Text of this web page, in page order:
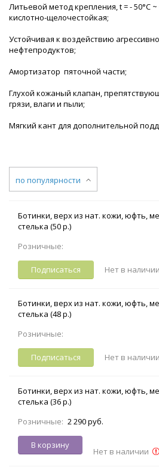
Литьевой метод крепления, t = - 50°С
кислотно-щелочестойкая;
Устойчивая к воздействию
нефтепродуктов;
Амортизатор пяточной части;
Глухой кожаный клапан,
грязи, влаги и пыли;
Мягкий кант для дополнительной
по популярности
Ботинки, верх из нат. кожи, юфть,
стелька (50 р.)
Розничные:
Подписаться Нет в наличии
Ботинки, верх из нат. кожи, юфть,
стелька (48 р.)
Розничные:
Подписаться Нет в наличии
Ботинки, верх из нат. кожи, юфть,
стелька (36 р.)
Розничные: 2 290 руб.
В корзину
Нет в наличии